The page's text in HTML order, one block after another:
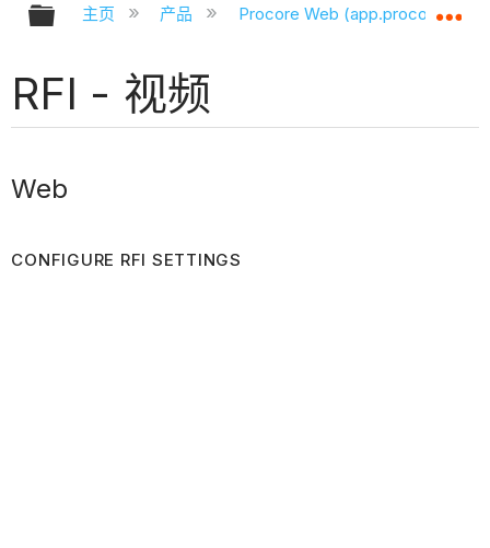
扩展/隐缩全局层次
主页 产品 Procore Web
RFI - 视频
Web
CONFIGURE RFI SETTINGS